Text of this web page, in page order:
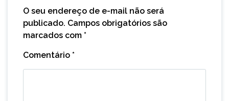
O seu endereço de e-mail não será
publicado. Campos obrigatórios são
marcados com *
Comentário *